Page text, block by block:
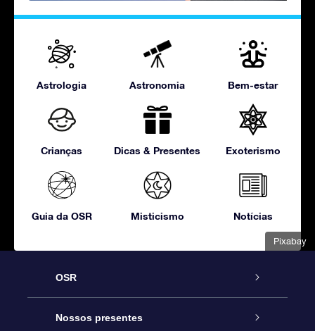
Pixabay
Astrologia Astronomia Bem-estar
Crianças Dicas & Presentes Exoterismo
Guia da OSR Misticismo Notícias
OSR
Serviço
Nossos presentes